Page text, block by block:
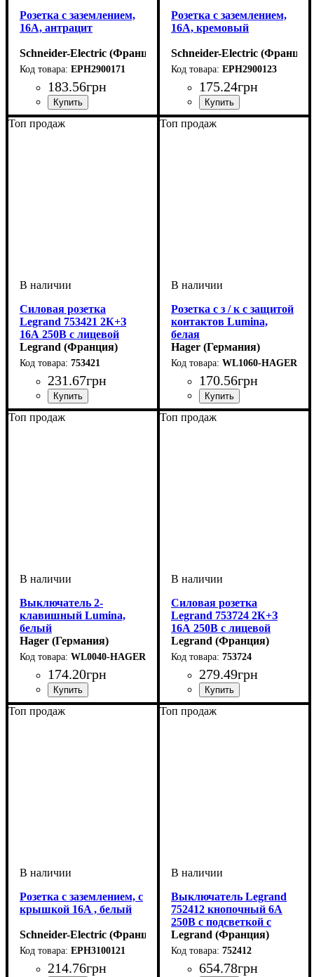
Розетка с заземлением,
16A, антрацит
Schneider-Electric (Франция)
EPH2900171
183.56грн
Тип электрофурнитуры:
Розетки
Серия: Asfora
Цвет: Антрацит
Розетка с заземлением,
16A, кремовый
Schneider-Electric (Франция)
EPH2900123
175.24грн
Тип электрофурнитуры:
Розетки
Серия: Asfora
Цвет: Кремовый
Топ продаж
Силовая розетка
Legrand 753421 2К+З
16А 250В с лицевой
панелью Valena LIFE
безвинтовые зажимы
Белый
Legrand (Франция)
753421
231.67грн
Тип электрофурнитуры:
Розетки
Тип розетки: Силовые
розетки 220 Вольт
Серия: LIFE
Цвет: Белый
Топ продаж
Розетка с з / к с защитой
контактов Lumina,
белая
Hager (Германия)
WL1060-HAGER
170.56грн
Тип электрофурнитуры:
Розетки
Заземление: С зазмелением
Серия: Lumina
Цвет: Белый
Номинальный ток: 16А
Топ продаж
Выключатель 2-
клавишный Lumina,
белый
Hager (Германия)
WL0040-HAGER
174.20грн
Тип электрофурнитуры:
Выключатели
Количество кнопок выключателя:
Двухклавишные
Подсветка: Без подсветки
Серия: Lumina
Цвет: Белый
Топ продаж
Силовая розетка
Legrand 753724 2К+З
16А 250В с лицевой
панелью Valena
ALLURE винтовые
зажимы Белый
Legrand (Франция)
753724
279.49грн
Тип электрофурнитуры:
Розетки
Тип розетки: Силовые
розетки 220 Вольт
Серия: ALLURE
Цвет: Белый
Топ продаж
Розетка с заземлением, с
крышкой 16A , белый
Schneider-Electric (Франция)
EPH3100121
214.76грн
Топ продаж
Выключатель Legrand
752412 кнопочный 6А
250В c подсветкой с
лицевой панелью Valena
LIFE безвинтовые
зажимы Белый
Legrand (Франция)
752412
654.78грн